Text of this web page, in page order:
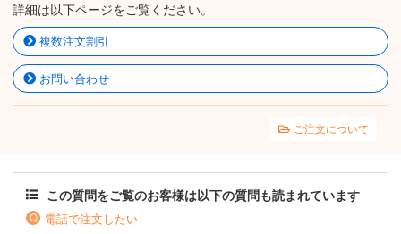
詳細は以下ページをご覧ください。
複数注文割引
お問い合わせ
ご注文について
この質問をご覧のお客様は以下の質問も読まれています
電話で注文したい